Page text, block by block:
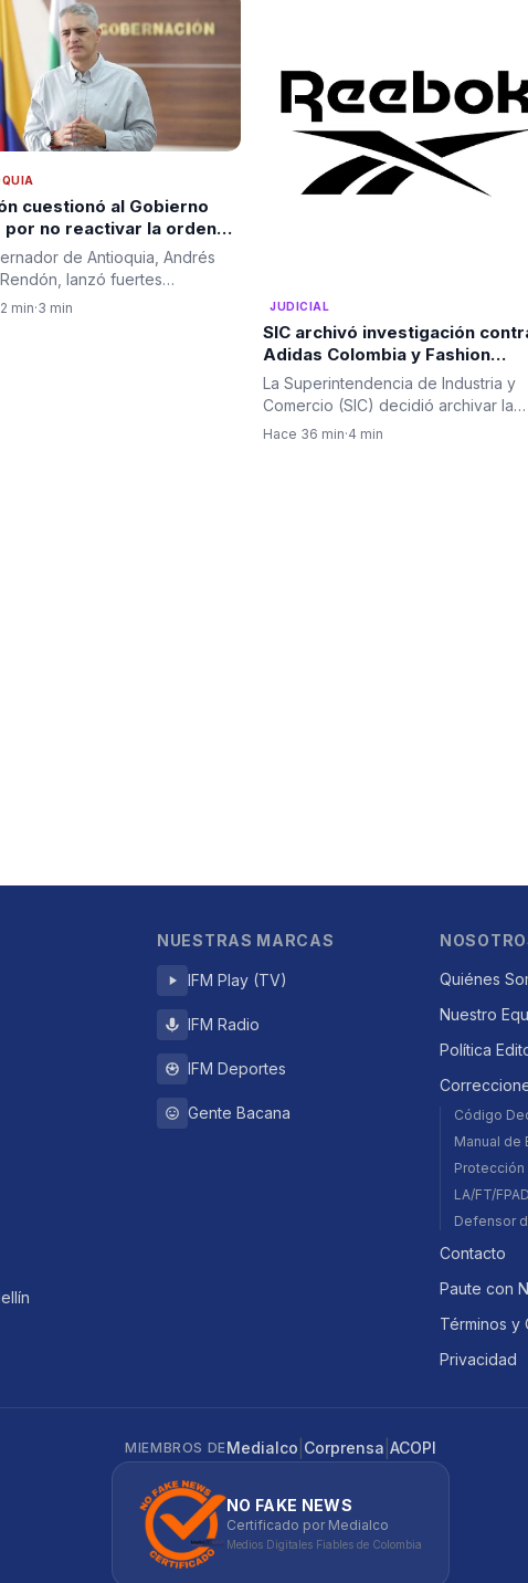
cuestionó al Gobierno
por no reactivar la orden
contra alias "Calarcá"
fracaso del proceso
de Antioquia, Andrés
lanzó fuertes
al Gobierno…
min·3 min JUDICIAL
SIC archivó investigación
Adidas Colombia y Fashion
Fitness por compra de activos
Reebok
La Superintendencia de Industria y
Comercio (SIC) decidió archivar la
investigación administrativa…
Hace 36 min·4 min
NUESTRAS MARCAS
IFM Play (TV)
IFM Radio
IFM Deportes
Gente Bacana
Quiénes
Nuestro
Política
Código
Manual de
Protección
LA/FT/
Defensor
Contacto
Paute con
Términos y
Privacidad
MIEMBROS DEMedialco Corprensa ACOPI
NO FAKE NEWS
Certificado por Medialco
Medios Digitales Fiables de Colombia